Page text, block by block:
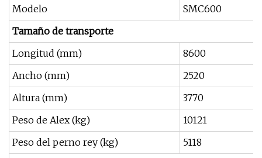
Modelo
SMC600
Tamaño de transporte
Longitud (mm)
8600
Ancho (mm)
2520
Altura (mm)
3770
Peso de Alex (kg)
10121
Peso del perno rey (kg)
5118